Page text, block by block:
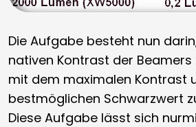
Die Aufgabe besteht nun
nativen Kontrast der
mit dem maximalen Kontrast
bestmöglichen Schwarzwert
Diese Aufgabe lässt sich